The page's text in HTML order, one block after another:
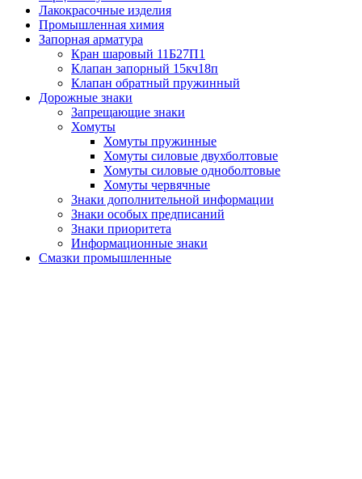
Лакокрасочные изделия
Промышленная химия
Запорная арматура
Кран шаровый 11Б27П1
Клапан запорный 15кч18п
Клапан обратный пружинный
Дорожные знаки
Запрещающие знаки
Хомуты
Хомуты пружинные
Хомуты силовые двухболтовые
Хомуты силовые одноболтовые
Хомуты червячные
Знаки дополнительной информации
Знаки особых предписаний
Знаки приоритета
Информационные знаки
Смазки промышленные